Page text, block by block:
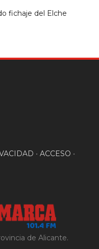
fichaje del Elche
• ACCESO •
de Alicante.